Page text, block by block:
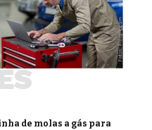
de molas a gás para